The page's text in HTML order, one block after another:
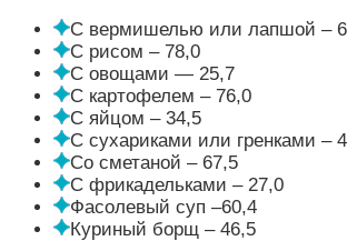
С вермишелью или лапшой –
С рисом – 78,0
С овощами — 25,7
С картофелем – 76,0
С яйцом – 34,5
С сухариками или гренками –
Со сметаной – 67,5
С фрикадельками – 27,0
Фасолевый суп –60,4
Куриный борщ – 46,5